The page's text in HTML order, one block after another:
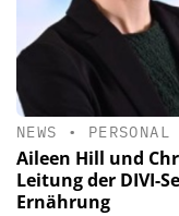
NEWS • PERSONAL
Aileen Hill und
Leitung der DIVI-
Ernährung